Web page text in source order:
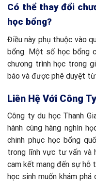
Có thể thay đổi
học bổng?
Điều này phụ thuộc vào
bổng. Một số học bổng
chương trình học trong
báo và được phê duyệt
Liên Hệ Với Công
Công ty du học Thanh
hành cùng hàng nghìn
chinh phục học bổng
trong lĩnh vực tư vấn và
cam kết mang đến sự hỗ
học sinh muốn khám phá